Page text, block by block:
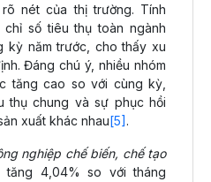
nét của thị trường. Tính
số tiêu thụ toàn ngành
kỳ năm trước, cho thấy xu
Đáng chú ý, nhiều nhóm
tăng cao so với cùng kỳ,
thụ chung và sự phục hồi
xuất khác nhau[5] .
nghiệp chế biến, chế tạo
tăng 4,04% so với tháng